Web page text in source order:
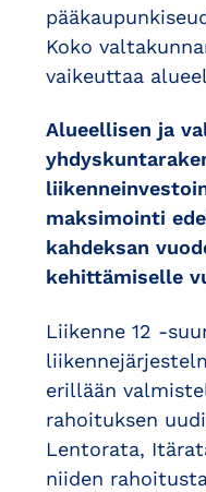
Koko
vaikeuttaa
Alueellisen ja
maksimointi
kahdeksan
kehittämiselle
Liikenne 12 -
erillään
rahoituksen
Lentorata,
niiden